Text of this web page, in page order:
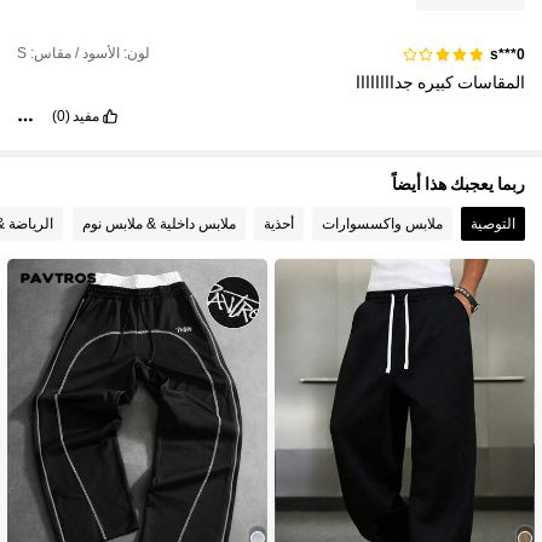
s***0 لون: الأسود / مقاس: S
المقاساتكبيره جداااااااا
مفيد(0)
ربما يعجبك هذا أيضاً
التوصية ملابس واكسسوارات أحذية ملابس داخلية & ملابس نوم